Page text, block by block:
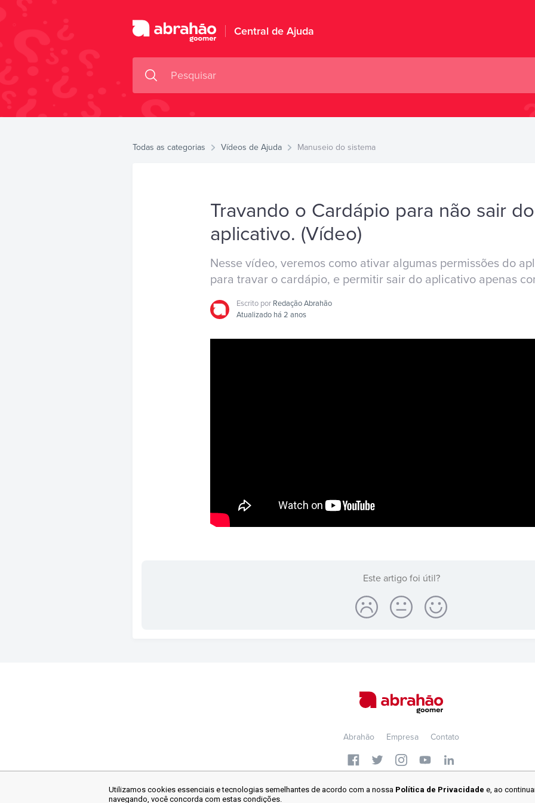
Central de Ajuda
Todas as categorias Vídeos de Ajuda Manuseio do sistema
Travando o Cardápio para não sair do
aplicativo. (Vídeo)
Nesse vídeo, veremos como ativar algumas permissões do
para travar o cardápio, e permitir sair do aplicativo apenas
Escrito por Redação Abrahão
Atualizado há 2 anos
Este artigo foi útil?
Utilizamos cookies essenciais e tecnologias semelhantes de acordo com a nossa Política de Privacidade e, ao
navegando, você concorda com estas condições.
Abrahão Empresa Contato
2026 © Todos os direitos reservados.